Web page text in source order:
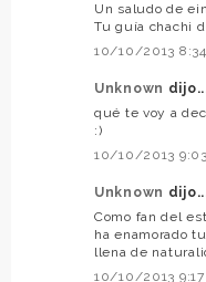
Un saludo de
Tu guía chachi
10/10/2013 8:34
Unknown
qué te voy a
:)
10/10/2013
Unknown
Como fan del
ha enamorado
llena de
10/10/2013 9:17